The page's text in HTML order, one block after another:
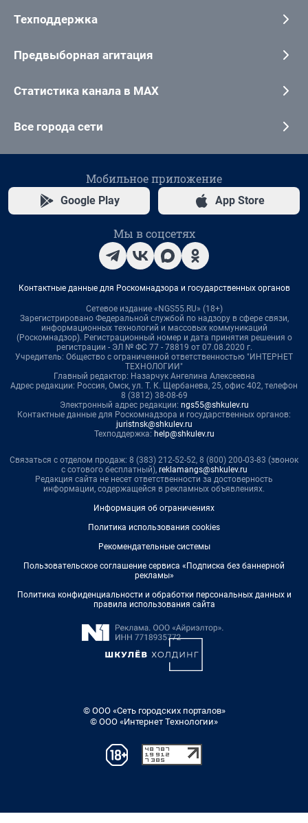
Техподдержка
Предвыборная агитация
Статистика канала в MAX
Все города сети
Мобильное приложение
Google Play App Store
Мы в соцсетях
Контактные данные для Роскомнадзора и государственных органов
Сетевое издание «NGS55.RU» (18+)
Зарегистрировано Федеральной службой по надзору в сфере связи,
информационных технологий и массовых коммуникаций
(Роскомнадзор). Регистрационный номер и дата принятия решения о
регистрации - ЭЛ № ФС 77 - 78819 от 07.08.2020 г.
Учредитель: Общество с ограниченной ответственностью "ИНТЕРНЕТ
ТЕХНОЛОГИИ"
Главный редактор: Назарчук Ангелина Алексеевна
Адрес редакции: Россия, Омск, ул. Т. К. Щербанева, 25, офис 402, телефон
8 (3812) 38-08-69
Электронный адрес редакции: ngs55@shkulev.ru
Контактные данные для Роскомнадзора и государственных органов:
juristnsk@shkulev.ru
Техподдержка: help@shkulev.ru
Связаться с отделом продаж: 8 (383) 212-52-52, 8 (800) 200-03-83 (звонок
с сотового бесплатный), reklamangs@shkulev.ru
Редакция сайта не несет ответственности за достоверность
информации, содержащейся в рекламных объявлениях.
Информация об ограничениях
Политика использования cookies
Рекомендательные системы
Пользовательское соглашение сервиса «Подписка без баннерной
рекламы»
Политика конфиденциальности и обработки персональных данных и
правила использования сайта
© ООО «Сеть городских порталов»
© ООО «Интернет Технологии»